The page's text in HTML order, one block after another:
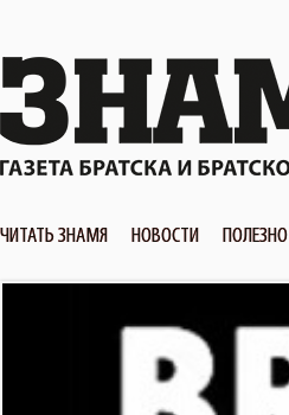
ЧИТАТЬ ЗНАМЯ НОВОСТИ ПОЛЕЗНО